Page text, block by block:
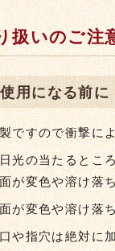
扱いのご注
用になる前に
ですので衝撃に
光の当たるとこ
が変色や溶け落
が変色や溶け落
や指穴は絶対に